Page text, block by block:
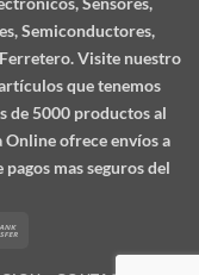
Semiconductores,
Visite nuestro
que tenemos
de 5000 productos al
ofrece envíos a
mas seguros del